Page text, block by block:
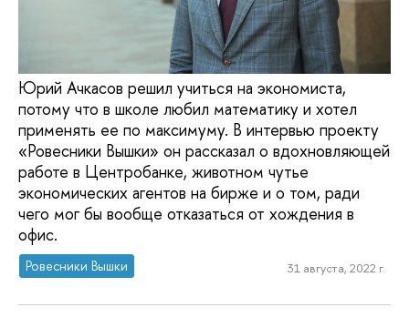
Юрий Ачкасов решил учиться на экономиста,
потому что в школе любил математику и хотел
применять ее по максимуму. В интервью проекту
«Ровесники Вышки» он рассказал о вдохновляющей
работе в Центробанке, животном чутье
экономических агентов на бирже и о том, ради
чего мог бы вообще отказаться от хождения в
офис.
Ровесники Вышки 31 августа, 2022 г.